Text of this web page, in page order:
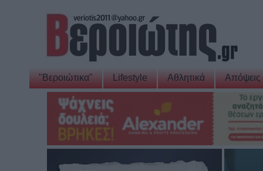
"Βεροιώτικα" Lifestyle Αθλητικά Απόψεις